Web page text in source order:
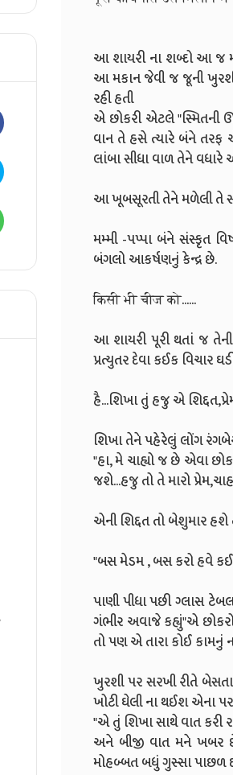
આ શાયરી ના શબ્દો આ જ
આ મકાન જેવી જ જૂની
રહી હતી
એ છોકરી એટલે "સ્મિતની
વાન તે હસે ત્યારે બંને તરફ
લાંબા સીધા વાળ તેને વધારે
આ ખૂબસૂરતી તેને મળેલી તે
મમ્મી -પપ્પા બંને સંસ્કૃત
બંગલો આકર્ષણનું કેન્દ્ર છે.
किसी भी चीज को......
આ શાયરી પૂરી થતાં જ
પ્રત્યુતર દેવા કઈક વિચાર
હૈ...શિખા તું હજુ એ
શિખા તેને પહેરેલું લોંગ
"હા, મે ચાહ્યો જ છે એવા
જશે...હજુ તો તે મારો
એની શિદ્દત તો બેશુમાર હશે
"બસ મેડમ , બસ કરો હવે
પાણી પીધા પછી ગ્લાસ
ગંભીર અવાજે કહ્યું"એ
તો પણ એ તારા કોઈ કામનું
ખુરશી પર સરખી રીતે
ખોટી ઘેલી ના થઈશ એના
"એ તું શિખા સાથે વાત કરી
અને બીજી વાત મને ખબર
મોહબ્બત બધું ગુસ્સા પાછળ